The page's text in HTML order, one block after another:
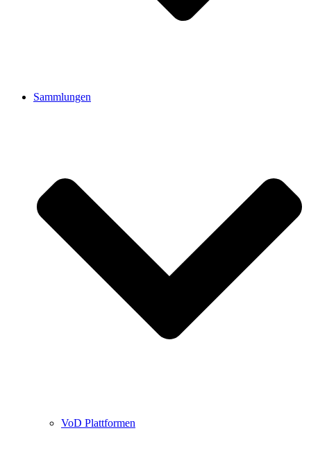
Sammlungen
VoD Plattformen